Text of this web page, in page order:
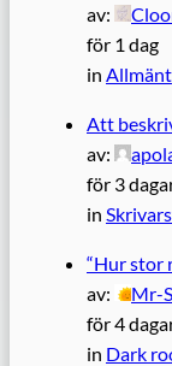
av:
för 1 dag
in Allmänt
Att
av:
för 3
in
“Hur stor
av:
Mr-
för 4
in Dark